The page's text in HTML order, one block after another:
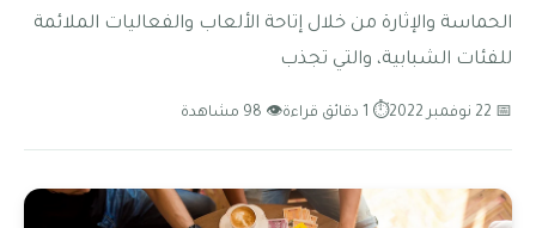
الحماسة والإثارة من خلال إتاحة الألعاب والفعاليات الملائمة
للفئات الشبابية، والتي تجذب
📅 22 نوفمبر 2022 ⏱ 1 دقائق قراءة 👁 98 مشاهدة